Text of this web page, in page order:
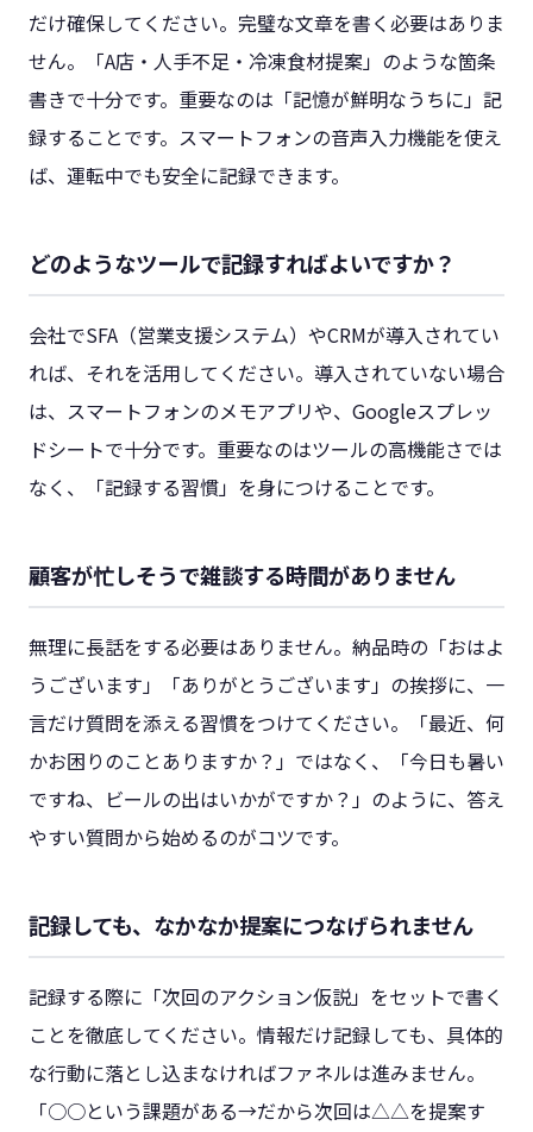
だけ確保してください。完璧な文章を書く必要はありま
せん。「A店・人手不足・冷凍食材提案」のような箇条
書きで十分です。重要なのは「記憶が鮮明なうちに」記
録することです。スマートフォンの音声入力機能を使え
ば、運転中でも安全に記録できます。
どのようなツールで記録すればよいですか？
会社でSFA（営業支援システム）やCRMが導入されてい
れば、それを活用してください。導入されていない場合
は、スマートフォンのメモアプリや、Googleスプレッ
ドシートで十分です。重要なのはツールの高機能さでは
なく、「記録する習慣」を身につけることです。
顧客が忙しそうで雑談する時間がありません
無理に長話をする必要はありません。納品時の「おはよ
うございます」「ありがとうございます」の挨拶に、一
言だけ質問を添える習慣をつけてください。「最近、何
かお困りのことありますか？」ではなく、「今日も暑い
ですね、ビールの出はいかがですか？」のように、答え
やすい質問から始めるのがコツです。
記録しても、なかなか提案につなげられません
記録する際に「次回のアクション仮説」をセットで書く
ことを徹底してください。情報だけ記録しても、具体的
な行動に落とし込まなければファネルは進みません。
「○○という課題がある→だから次回は△△を提案す